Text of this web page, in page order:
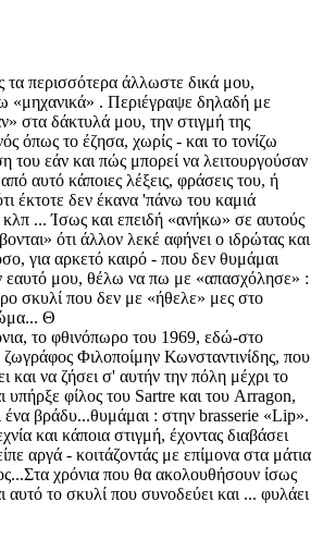
τα περισσότερα άλλωστε δικά μου,
«μηχανικά» . Περιέγραψε δηλαδή με
στα δάκτυλά μου, την στιγμή της
όπως το έζησα, χωρίς - και το τονίζω
του εάν και πώς μπορεί να λειτουργούσαν
αυτό κάποιες λέξεις, φράσεις του, ή
έκτοτε δεν έκανα 'πάνω του καμιά
... Ίσως και επειδή «ανήκω» σε αυτούς
ότι άλλον λεκέ αφήνει ο ιδρώτας και
για αρκετό καιρό - που δεν θυμάμαι
εαυτό μου, θέλω να πω με «απασχόλησε» :
σκυλί που δεν με «ήθελε» μες στο
Θ
το φθινόπωρο του 1969, εδώ-στο
Φιλοποίμην Κωνσταντινίδης, που
και να ζήσει σ' αυτήν την πόλη μέχρι το
υπήρξε φίλος του Sartre και του Arragon,
ένα βράδυ...θυμάμαι : στην brasserie «Lip».
και κάποια στιγμή, έχοντας διαβάσει
αργά - κοιτάζοντάς με επίμονα στα μάτια
χρόνια που θα ακολουθήσουν ίσως
αυτό το σκυλί που συνοδεύει και ... φυλάει